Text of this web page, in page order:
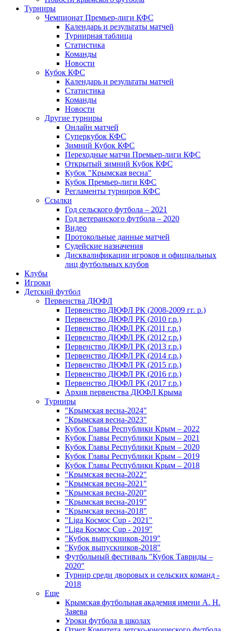
Турниры
Чемпионат Премьер-лиги КФС
Календарь и результаты матчей
Турнирная таблица
Статистика
Команды
Новости
Кубок КФС
Календарь и результаты матчей
Статистика
Команды
Новости
Другие турниры
Онлайн матчей
Суперкубок КФС
Зимний Кубок КФС
Переходные матчи Премьер-лиги КФС
Открытый зимний Кубок КФС
Кубок "Крымская весна"
Кубок Премьер-лиги КФС
Регламенты турниров КФС
Ссылки
Год сельского футбола – 2021
Год ветеранского футбола – 2020
Видео
Протокольные данные матчей
Судейские назначения
Дисквалификации игроков и официальных
лиц футбольных клубов
Клубы
Игроки
Детский футбол
Первенства ДЮФЛ
Первенство ДЮФЛ РК (2008-2009 гг. р.)
Первенство ДЮФЛ РК (2010 г.р.)
Первенство ДЮФЛ РК (2011 г.р.)
Первенство ДЮФЛ РК (2012 г.р.)
Первенство ДЮФЛ РК (2013 г.р.)
Первенство ДЮФЛ РК (2014 г.р.)
Первенство ДЮФЛ РК (2015 г.р.)
Первенство ДЮФЛ РК (2016 г.р.)
Первенство ДЮФЛ РК (2017 г.р.)
Архив первенства ДЮФЛ Крыма
Турниры
"Крымская весна-2024"
"Крымская весна-2023"
Кубок Главы Республики Крым – 2022
Кубок Главы Республики Крым – 2021
Кубок Главы Республики Крым – 2020
Кубок Главы Республики Крым – 2019
Кубок Главы Республики Крым – 2018
"Крымская весна-2022"
"Крымская весна-2021"
"Крымская весна-2020"
"Крымская весна-2019"
"Крымская весна-2018"
"Liga Космос Cup - 2021"
"Liga Космос Cup - 2019"
"Кубок выпускников-2019"
"Кубок выпускников-2018"
Футбольный фестиваль "Кубок Тавриды –
2020"
Турнир среди дворовых и сельских команд -
2018
Еще
Крымская футбольная академия имени А. Н.
Заяева
Уроки футбола в школах